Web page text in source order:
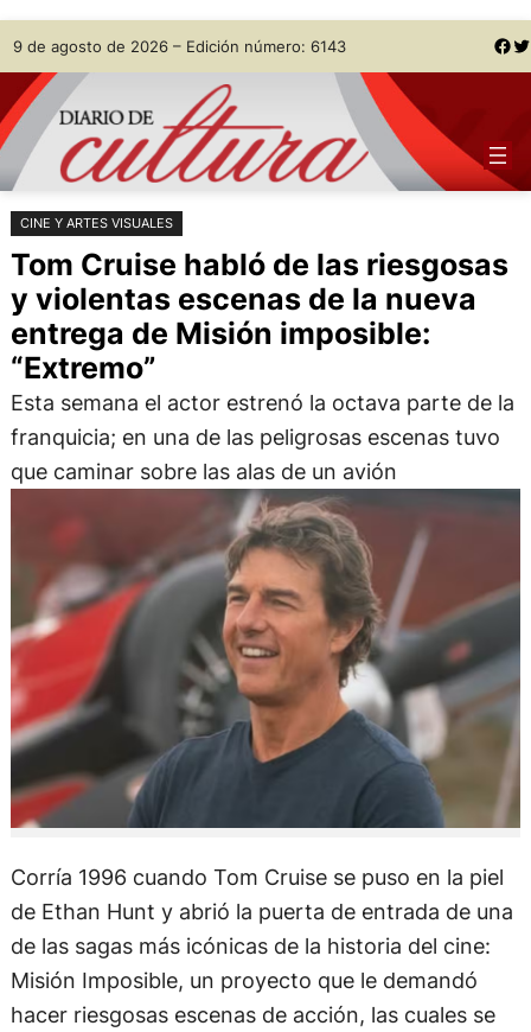
Saltar
al
contenido
Skip
to
content
9 de agosto de 2026 – Edición número: 6143 Facebook Twitter
CINE Y ARTES VISUALES
Tom Cruise habló de las riesgosas
y violentas escenas de la nueva
entrega de Misión imposible:
“Extremo”
Esta semana el actor estrenó la octava parte de la
franquicia; en una de las peligrosas escenas tuvo
que caminar sobre las alas de un avión
Corría 1996 cuando Tom Cruise se puso en la piel
de Ethan Hunt y abrió la puerta de entrada de una
de las sagas más icónicas de la historia del cine:
Misión Imposible, un proyecto que le demandó
hacer riesgosas escenas de acción, las cuales se